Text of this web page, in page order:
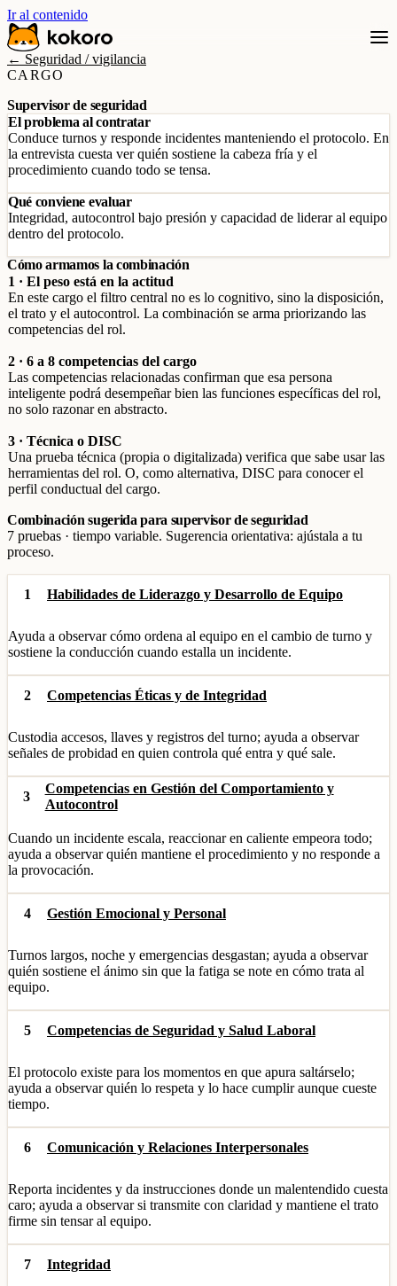
Ir al contenido
← Seguridad / vigilancia
CARGO
Supervisor de seguridad
El problema al contratar
Conduce turnos y responde incidentes manteniendo el protocolo. En
la entrevista cuesta ver quién sostiene la cabeza fría y el
procedimiento cuando todo se tensa.
Qué conviene evaluar
Integridad, autocontrol bajo presión y capacidad de liderar al equipo
dentro del protocolo.
Cómo armamos la combinación
1 · El peso está en la actitud
En este cargo el filtro central no es lo cognitivo, sino la disposición,
el trato y el autocontrol. La combinación se arma priorizando las
competencias del rol.
2 · 6 a 8 competencias del cargo
Las competencias relacionadas confirman que esa persona
inteligente podrá desempeñar bien las funciones específicas del rol,
no solo razonar en abstracto.
3 · Técnica o DISC
Una prueba técnica (propia o digitalizada) verifica que sabe usar las
herramientas del rol. O, como alternativa, DISC para conocer el
perfil conductual del cargo.
Combinación sugerida para supervisor de seguridad
7 pruebas · tiempo variable. Sugerencia orientativa: ajústala a tu
proceso.
1 Habilidades de Liderazgo y Desarrollo de Equipo
Ayuda a observar cómo ordena al equipo en el cambio de turno y
sostiene la conducción cuando estalla un incidente.
2 Competencias Éticas y de Integridad
Custodia accesos, llaves y registros del turno; ayuda a observar
señales de probidad en quien controla qué entra y qué sale.
3
Competencias en Gestión del Comportamiento y
Autocontrol
Cuando un incidente escala, reaccionar en caliente empeora todo;
ayuda a observar quién mantiene el procedimiento y no responde a
la provocación.
4 Gestión Emocional y Personal
Turnos largos, noche y emergencias desgastan; ayuda a observar
quién sostiene el ánimo sin que la fatiga se note en cómo trata al
equipo.
5 Competencias de Seguridad y Salud Laboral
El protocolo existe para los momentos en que apura saltárselo;
ayuda a observar quién lo respeta y lo hace cumplir aunque cueste
tiempo.
6 Comunicación y Relaciones Interpersonales
Reporta incidentes y da instrucciones donde un malentendido cuesta
caro; ayuda a observar si transmite con claridad y mantiene el trato
firme sin tensar al equipo.
7 Integridad